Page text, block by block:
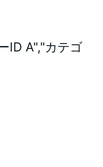
ID A","カテゴ